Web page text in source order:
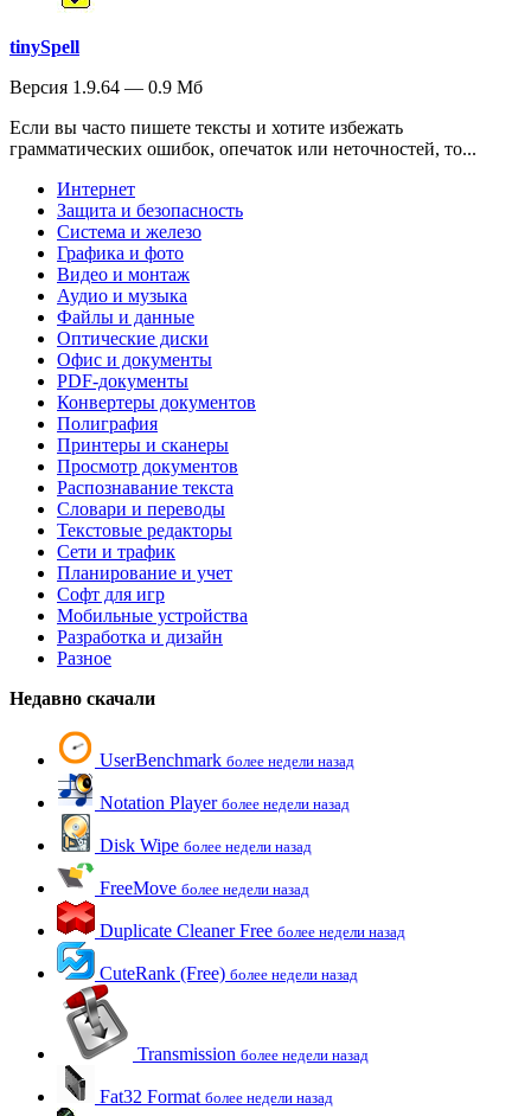
tinySpell
Версия 1.9.64 — 0.9 Мб
Если вы часто пишете тексты и хотите избежать
грамматических ошибок, опечаток или неточностей, то...
Интернет
Защита и безопасность
Система и железо
Графика и фото
Видео и монтаж
Аудио и музыка
Файлы и данные
Оптические диски
Офис и документы
PDF-документы
Конвертеры документов
Полиграфия
Принтеры и сканеры
Просмотр документов
Распознавание текста
Словари и переводы
Текстовые редакторы
Сети и трафик
Планирование и учет
Софт для игр
Мобильные устройства
Разработка и дизайн
Разное
Недавно скачали
UserBenchmark более недели назад
Notation Player более недели назад
Disk Wipe более недели назад
FreeMove более недели назад
Duplicate Cleaner Free более недели назад
CuteRank (Free) более недели назад
Transmission более недели назад
Fat32 Format более недели назад